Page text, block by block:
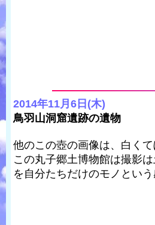
2014年11月6日(木)
鳥羽山洞窟遺跡の遺物
他のこの壺の画像は、白く
この丸子郷土博物館は撮影
を自分たちだけのモノという